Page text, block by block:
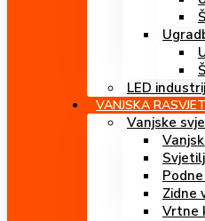
LED
VANJSKA
Vanjske
Zidne
Vrtne